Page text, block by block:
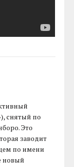
снятый по
Это
заводит
по имени
новый